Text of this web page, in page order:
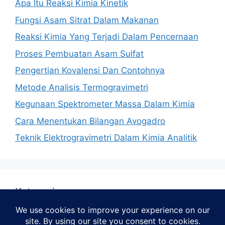
Apa Itu Reaksi Kimia Kinetik
Fungsi Asam Sitrat Dalam Makanan
Reaksi Kimia Yang Terjadi Dalam Pencernaan
Proses Pembuatan Asam Sulfat
Pengertian Kovalensi Dan Contohnya
Metode Analisis Termogravimetri
Kegunaan Spektrometer Massa Dalam Kimia
Cara Menentukan Bilangan Avogadro
Teknik Elektrogravimetri Dalam Kimia Analitik
Kategori
Kimia